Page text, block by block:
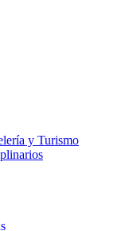
y Turismo